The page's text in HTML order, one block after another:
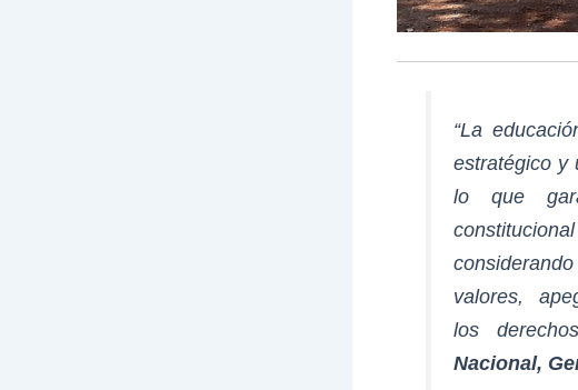
“La
estratégico y
lo que
valores,
los
Nacional,